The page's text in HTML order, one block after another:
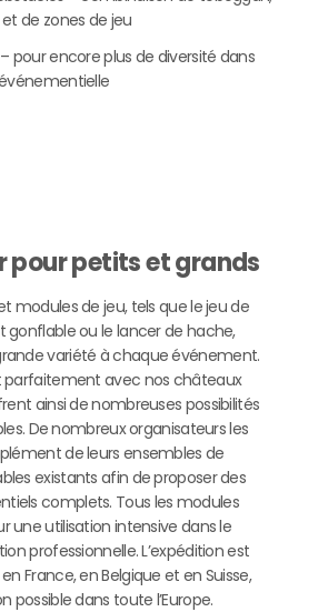
de zones de jeu
pour encore plus de diversité dans
pour petits et grands
modules de jeu, tels que le jeu de
ou le lancer de hache,
variété à chaque événement.
parfaitement avec nos châteaux
ainsi de nombreuses possibilités
De nombreux organisateurs les
de leurs ensembles de
existants afin de proposer des
complets. Tous les modules
une utilisation intensive dans le
professionnelle. L’expédition est
France, en Belgique et en Suisse,
possible dans toute l’Europe.